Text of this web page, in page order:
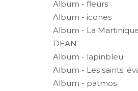
Album - fleurs
Album - icones
Album - La
DEAN
Album - lapinbleu
Album - Les saints:
Album - patmos